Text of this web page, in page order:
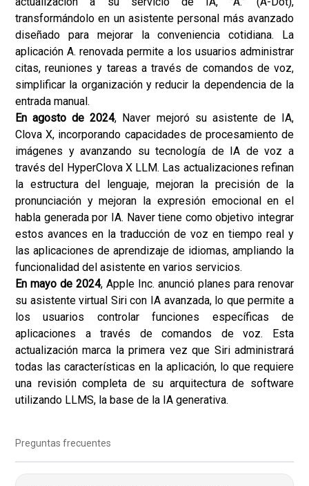
transformándolo en un asistente personal más avanzado
diseñado para mejorar la conveniencia cotidiana. La
aplicación A. renovada permite a los usuarios administrar
citas, reuniones y tareas a través de comandos de voz,
simplificar la organización y reducir la dependencia de la
entrada manual.
En agosto de 2024, Naver mejoró su asistente de IA,
Clova X, incorporando capacidades de procesamiento de
imágenes y avanzando su tecnología de IA de voz a
través del HyperClova X LLM. Las actualizaciones refinan
la estructura del lenguaje, mejoran la precisión de la
pronunciación y mejoran la expresión emocional en el
habla generada por IA. Naver tiene como objetivo integrar
estos avances en la traducción de voz en tiempo real y
las aplicaciones de aprendizaje de idiomas, ampliando la
funcionalidad del asistente en varios servicios.
En mayo de 2024, Apple Inc. anunció planes para renovar
su asistente virtual Siri con IA avanzada, lo que permite a
los usuarios controlar funciones específicas de
aplicaciones a través de comandos de voz. Esta
actualización marca la primera vez que Siri administrará
todas las características en la aplicación, lo que requiere
una revisión completa de su arquitectura de software
utilizando LLMS, la base de la IA generativa.
Preguntas frecuentes